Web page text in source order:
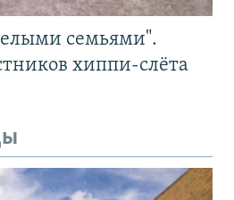
семьями".
хиппи-слёта